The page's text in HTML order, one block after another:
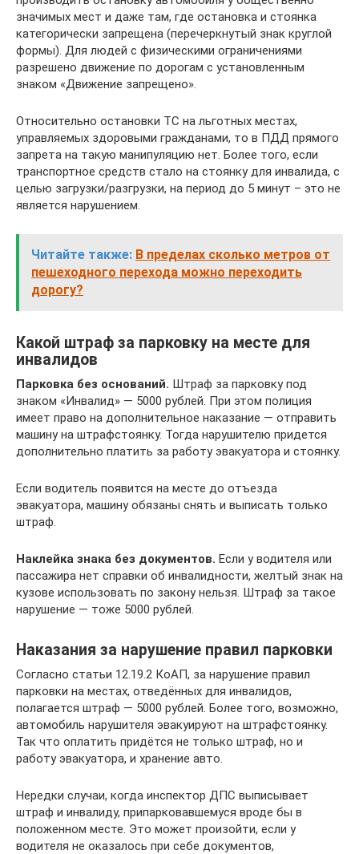
значимых мест и даже там, где остановка и стоянка
категорически запрещена (перечеркнутый знак круглой
формы). Для людей с физическими ограничениями
разрешено движение по дорогам с установленным
знаком «Движение запрещено».
Относительно остановки ТС на льготных местах,
управляемых здоровыми гражданами, то в ПДД прямого
запрета на такую манипуляцию нет. Более того, если
транспортное средств стало на стоянку для инвалида, с
целью загрузки/разгрузки, на период до 5 минут – это не
является нарушением.
Читайте также: В пределах сколько метров от
пешеходного перехода можно переходить
дорогу?
Какой штраф за парковку на месте для
инвалидов
Парковка без оснований. Штраф за парковку под
знаком «Инвалид» — 5000 рублей. При этом полиция
имеет право на дополнительное наказание — отправить
машину на штрафстоянку. Тогда нарушителю придется
дополнительно платить за работу эвакуатора и стоянку.
Если водитель появится на месте до отъезда
эвакуатора, машину обязаны снять и выписать только
штраф.
Наклейка знака без документов. Если у водителя или
пассажира нет справки об инвалидности, желтый знак на
кузове использовать по закону нельзя. Штраф за такое
нарушение — тоже 5000 рублей.
Наказания за нарушение правил парковки
Согласно статьи 12.19.2 КоАП, за нарушение правил
парковки на местах, отведённых для инвалидов,
полагается штраф — 5000 рублей. Более того, возможно,
автомобиль нарушителя эвакуируют на штрафстоянку.
Так что оплатить придётся не только штраф, но и
работу эвакуатора, и хранение авто.
Нередки случаи, когда инспектор ДПС выписывает
штраф и инвалиду, припарковавшемуся вроде бы в
положенном месте. Это может произойти, если у
водителя не оказалось при себе документов,